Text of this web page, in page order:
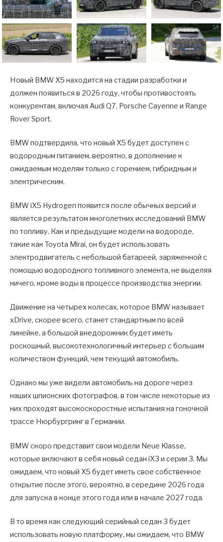
Новый BMW X5 находится на стадии разработки и
должен появиться в 2026 году, чтобы противостоять
конкурентам, включая Audi Q7, Porsche Cayenne и Range
Rover Sport.
BMW подтвердила, что новый X5 будет доступен с
водородным питанием, вероятно, в дополнение к
ожидаемым моделям только с горением, гибридным и
электрическим.
BMW iX5 Hydrogen появится после обычных версий и
является результатом многолетних исследований BMW
по топливу. Как и предыдущие модели на водороде,
такие как Toyota Mirai, он будет использовать
электродвигатель с небольшой батареей, заряженной с
помощью водородного топливного элемента, не выделяя
ничего, кроме воды в процессе производства энергии.
Движение на четырех колесах, которое BMW называет
xDrive, скорее всего, станет стандартным по всей
линейке, а большой внедорожник будет иметь
роскошный, высокотехнологичный интерьер с большим
количеством функций, чем текущий автомобиль.
Однако мы уже видели автомобиль на дороге через
наших шпионских фотографов, в том числе некоторые из
них проходят высокоскоростные испытания на гоночной
трассе Нюрбургринг в Германии.
BMW скоро представит свои модели Neue Klasse,
которые включают в себя новый седан iX3 и серии 3. Мы
ожидаем, что новый X5 будет иметь свое собственное
открытие после этого, вероятно, в середине 2026 года
для запуска в конце этого года или в начале 2027 года.
В то время как следующий серийный седан 3 будет
использовать новую платформу, мы ожидаем, что BMW